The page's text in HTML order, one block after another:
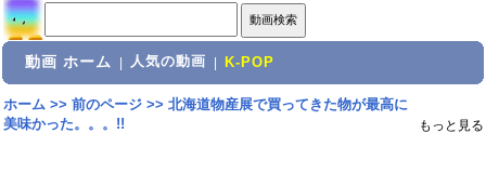
動画 ホーム 人気の動画 K-POP
ホーム>> 前のページ>> 北海道物産展で買ってきた物が最高に
美味かった。。。!!
もっと見る